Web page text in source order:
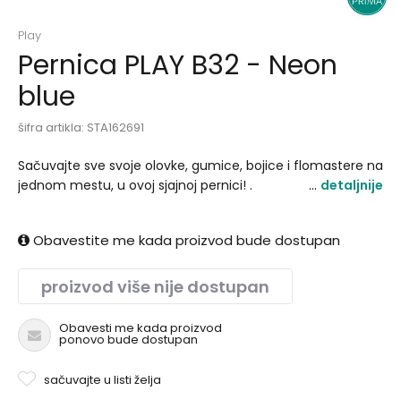
Play
Pernica PLAY B32 - Neon
blue
šifra artikla: STA162691
Sačuvajte sve svoje olovke, gumice, bojice i flomastere na
jednom mestu, u ovoj sjajnoj pernici! .
detaljnije
Obavestite me kada proizvod bude dostupan
proizvod više nije dostupan
Obavesti me kada proizvod
ponovo bude dostupan
sačuvajte u listi želja